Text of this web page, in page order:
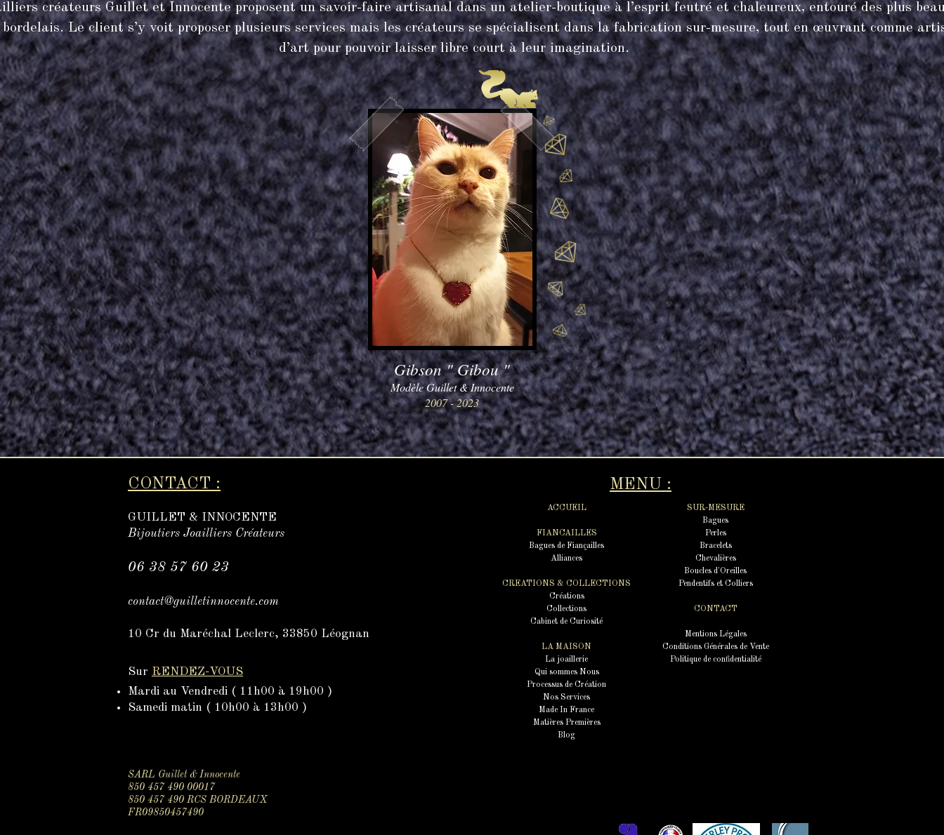
créateurs Guillet et Innocente proposent un savoir-faire artisanal dans un atelier-boutique à l’esprit feutré et chaleureux, entouré des plus
Le client s’y voit proposer plusieurs services mais les créateurs se spécialisent dans la fabrication sur-mesure, tout en œuvrant comme
d’art pour pouvoir laisser libre court à leur imagination.
Gibson " Gibou "
Modèle Guillet & Innocente
2007 - 2023
CONTACT :
GUILLET & INNOCENTE
Bijoutiers Joailliers Créateurs
06 38 57 60 23
contact@guilletinnocente.com
10 Cr du Maréchal Leclerc, 33850 Léognan
​Sur RENDEZ-VOUS
Mardi au Vendredi ( 11h00 à 19h00 )
Samedi matin ( 10h00 à 13h00 )
MENU :
ACCUEIL
FIANCAILLES
Bagues de Fiançailles
Alliances
CREATIONS & COLLECTIONS
Créations
Collections
Cabinet de Curiosité
LA MAISON
La joaillerie
Qui sommes Nous
Processus de Création
Nos Services
Made In France
Matières Premières
Blog
SUR-MESURE​
Bagues
Perles
Bracelets
Chevalières
Boucles d'Oreilles
Pendentifs et Colliers
CONTACT
Mentions Légales
Conditions Générales de Vente
Politique de confidentialité
​SARL Guillet & Innocente
850 457 490 00017
​850 457 490 RCS BORDEAUX
FR09850457490